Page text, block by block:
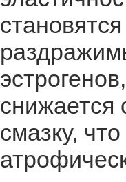
снижается
смазку,